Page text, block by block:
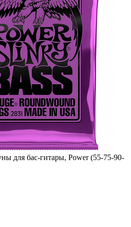
для бас-гитары, Power (55-75-90-